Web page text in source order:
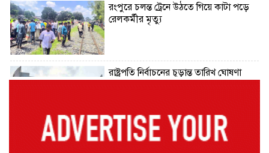
রংপুরে চলন্ত ট্রেনে উঠতে গিয়ে কাটা পড়ে
রেলকর্মীর মৃত্যু
রাষ্ট্রপতি নির্বাচনের চূড়ান্ত তারিখ ঘোষণা
সাভারের রাজপথে রক্তের দাগ, স্মৃতিতে